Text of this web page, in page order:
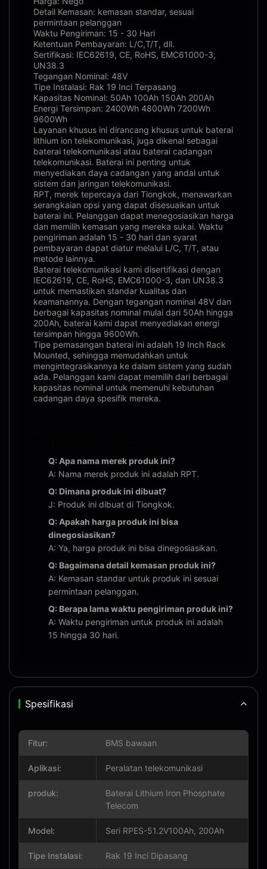
Detail Kemasan: kemasan standar, sesuai
permintaan pelanggan
Waktu Pengiriman: 15 - 30 Hari
Ketentuan Pembayaran: L/C,T/T, dll.
Sertifikasi: IEC62619, CE, RoHS, EMC61000-3,
UN38.3
Tegangan Nominal: 48V
Tipe Instalasi: Rak 19 Inci Terpasang
Kapasitas Nominal: 50Ah 100Ah 150Ah 200Ah
Energi Tersimpan: 2400Wh 4800Wh 7200Wh
9600Wh
Layanan khusus ini dirancang khusus untuk baterai
lithium ion telekomunikasi, juga dikenal sebagai
baterai telekomunikasi atau baterai cadangan
telekomunikasi. Baterai ini penting untuk
menyediakan daya cadangan yang andal untuk
sistem dan jaringan telekomunikasi.
RPT, merek tepercaya dari Tiongkok, menawarkan
serangkaian opsi yang dapat disesuaikan untuk
baterai ini. Pelanggan dapat menegosiasikan harga
dan memilih kemasan yang mereka sukai. Waktu
pengiriman adalah 15 - 30 hari dan syarat
pembayaran dapat diatur melalui L/C, T/T, atau
metode lainnya.
Baterai telekomunikasi kami disertifikasi dengan
IEC62619, CE, RoHS, EMC61000-3, dan UN38.3
untuk memastikan standar kualitas dan
keamanannya. Dengan tegangan nominal 48V dan
berbagai kapasitas nominal mulai dari 50Ah hingga
200Ah, baterai kami dapat menyediakan energi
tersimpan hingga 9600Wh.
Tipe pemasangan baterai ini adalah 19 Inch Rack
Mounted, sehingga memudahkan untuk
mengintegrasikannya ke dalam sistem yang sudah
ada. Pelanggan kami dapat memilih dari berbagai
kapasitas nominal untuk memenuhi kebutuhan
cadangan daya spesifik mereka.
Q: Apa nama merek produk ini?
A: Nama merek produk ini adalah RPT.
Q: Dimana produk ini dibuat?
J: Produk ini dibuat di Tiongkok.
Q: Apakah harga produk ini bisa
dinegosiasikan?
A: Ya, harga produk ini bisa dinegosiasikan.
Q: Bagaimana detail kemasan produk ini?
A: Kemasan standar untuk produk ini sesuai
permintaan pelanggan.
Q: Berapa lama waktu pengiriman produk ini?
A: Waktu pengiriman untuk produk ini adalah
15 hingga 30 hari.
Spesifikasi
Fitur: BMS bawaan
Aplikasi: Peralatan telekomunikasi
produk:
Baterai Lithium Iron Phosphate
Telecom
Model: Seri RPES-51.2V100Ah, 200Ah
Tipe Instalasi: Rak 19 Inci Dipasang